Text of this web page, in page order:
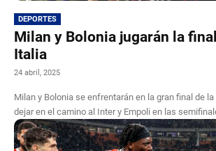
DEPORTES
Milan y Bolonia jugarán la
Italia
24 abril, 2025
Milan y Bolonia se enfrentarán en la gran final de
dejar en el camino al Inter y Empoli en las